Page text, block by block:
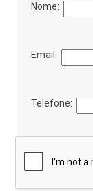
Nome:
Email:
Telefone: